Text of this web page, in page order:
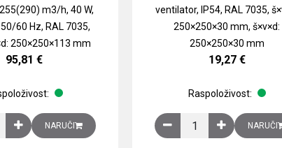
čelični lim količina
m3/h, 40 W,
60 Hz, RAL 7035,
250×250×113 mm
95,81 €
255(290) m3/h, 40 W, 230V AC, 50/60 Hz, RAL 7035,
NARUČI
ventilator, IP54, RAL 7035,
250×250×30 mm, š×v×d:
250×250×30 mm
19,27 €
Raspoloživost:
Izlazna rešetka saNARUČI